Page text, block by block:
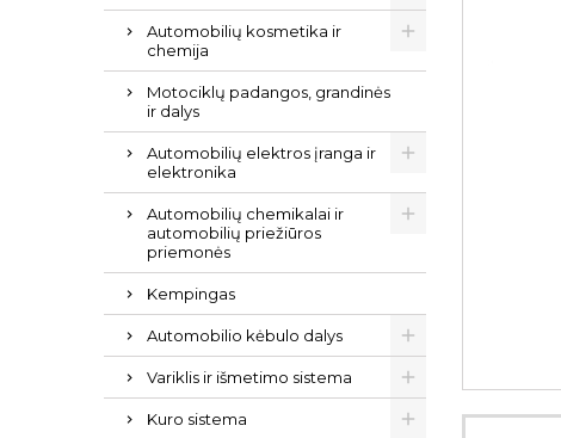
Automobilių kosmetika ir
chemija
Motociklų padangos, grandinės
ir dalys
Automobilių elektros įranga ir
elektronika
Automobilių chemikalai ir
automobilių priežiūros
priemonės
Kempingas
Automobilio kėbulo dalys
Variklis ir išmetimo sistema
Kuro sistema